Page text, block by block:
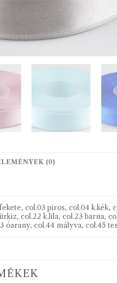
(0)
col.03 piros, col.04 k.kék,
col.22 k.lila, col.23 barna,
óarany, col.44 mályva, col.45